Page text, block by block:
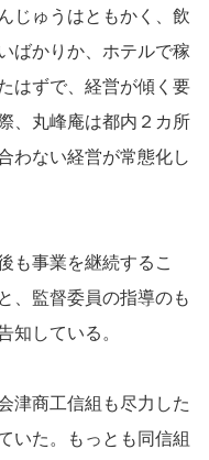
じゅうはともかく、飲
ばかりか、ホテルで稼
はずで、経営が傾く要
、丸峰庵は都内２カ所
わない経営が常態化し
も事業を継続するこ
、監督委員の指導のも
知している。
津商工信組も尽力した
いた。もっとも同信組